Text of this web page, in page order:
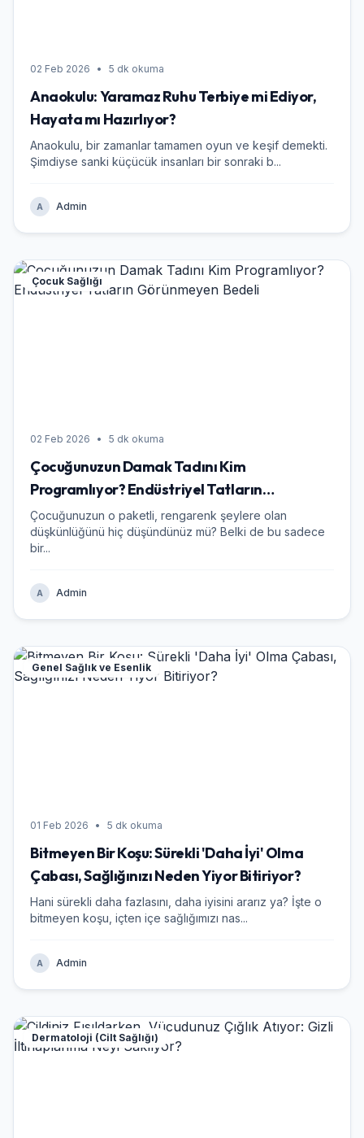
02 Feb 2026 • 5 dk okuma
Anaokulu: Yaramaz Ruhu Terbiye mi Ediyor,
Hayata mı Hazırlıyor?
Anaokulu, bir zamanlar tamamen oyun ve keşif demekti.
Şimdiyse sanki küçücük insanları bir sonraki b...
A Admin
Çocuk Sağlığı
02 Feb 2026 • 5 dk okuma
Çocuğunuzun Damak Tadını Kim
Programlıyor? Endüstriyel Tatların
Görünmeyen Bedeli
Çocuğunuzun o paketli, rengarenk şeylere olan
düşkünlüğünü hiç düşündünüz mü? Belki de bu sadece
bir...
A Admin
Genel Sağlık ve Esenlik
01 Feb 2026 • 5 dk okuma
Bitmeyen Bir Koşu: Sürekli 'Daha İyi' Olma
Çabası, Sağlığınızı Neden Yiyor Bitiriyor?
Hani sürekli daha fazlasını, daha iyisini ararız ya? İşte o
bitmeyen koşu, içten içe sağlığımızı nas...
A Admin
Dermatoloji (Cilt Sağlığı)